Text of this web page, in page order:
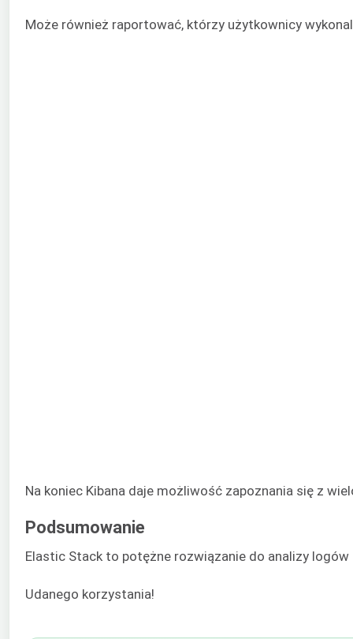
Może również raportować, którzy użytkownicy
Na koniec Kibana daje możliwość zapoznania się z
Podsumowanie
Elastic Stack to potężne rozwiązanie do analizy
Udanego korzystania!